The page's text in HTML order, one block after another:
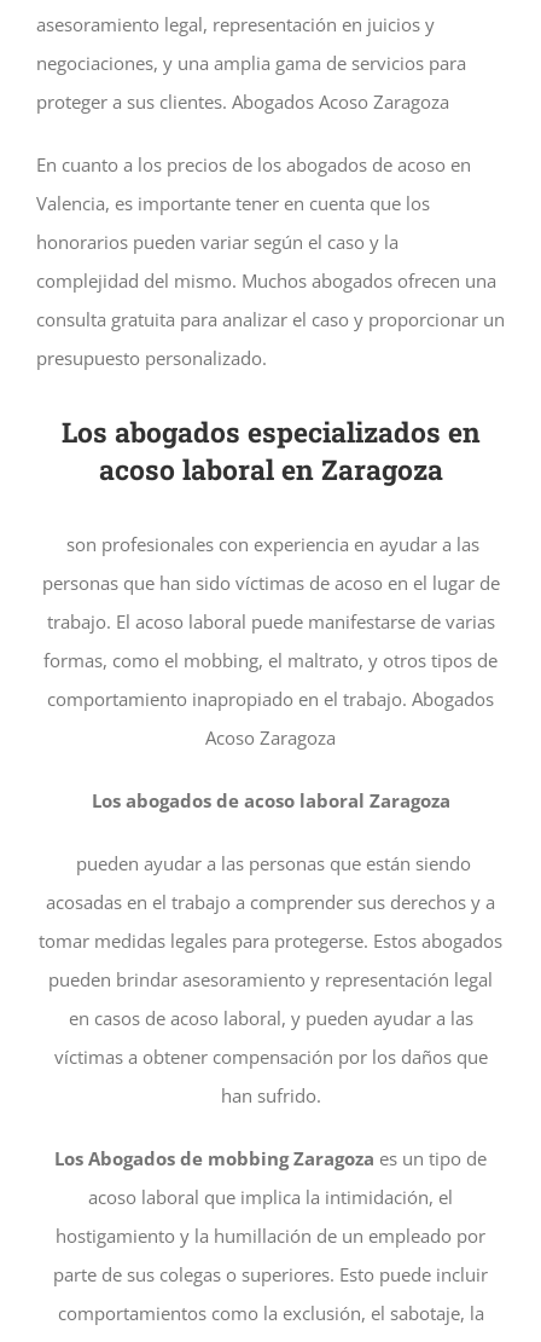
asesoramiento legal, representación en juicios y
negociaciones, y una amplia gama de servicios para
proteger a sus clientes. Abogados Acoso Zaragoza
En cuanto a los precios de los abogados de acoso en
Valencia, es importante tener en cuenta que los
honorarios pueden variar según el caso y la
complejidad del mismo. Muchos abogados ofrecen una
consulta gratuita para analizar el caso y proporcionar un
presupuesto personalizado.
Los abogados especializados en
acoso laboral en Zaragoza
son profesionales con experiencia en ayudar a las
personas que han sido víctimas de acoso en el lugar de
trabajo. El acoso laboral puede manifestarse de varias
formas, como el mobbing, el maltrato, y otros tipos de
comportamiento inapropiado en el trabajo. Abogados
Acoso Zaragoza
Los abogados de acoso laboral Zaragoza
pueden ayudar a las personas que están siendo
acosadas en el trabajo a comprender sus derechos y a
tomar medidas legales para protegerse. Estos abogados
pueden brindar asesoramiento y representación legal
en casos de acoso laboral, y pueden ayudar a las
víctimas a obtener compensación por los daños que
han sufrido.
Los Abogados de mobbing Zaragoza es un tipo de
acoso laboral que implica la intimidación, el
hostigamiento y la humillación de un empleado por
parte de sus colegas o superiores. Esto puede incluir
comportamientos como la exclusión, el sabotaje, la